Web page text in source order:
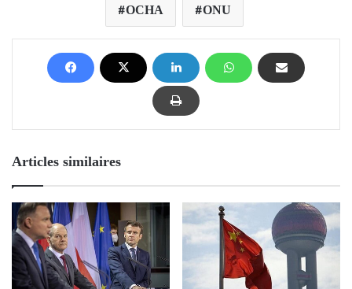
OCHA
ONU
Articles similaires